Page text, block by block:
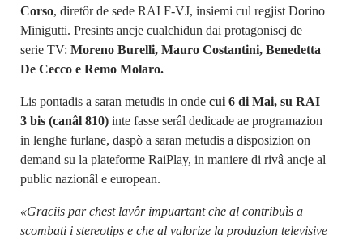
Corso, diretôr de sede RAI F-VJ, insiemi cul regjist Dorino
Minigutti. Presints ancje cualchidun dai protagoniscj de
serie TV: Moreno Burelli, Mauro Costantini, Benedetta
De Cecco e Remo Molaro.
Lis pontadis a saran metudis in onde cui 6 di Mai, su RAI
3 bis (canâl 810)inte fasse serâl dedicade ae programazion
in lenghe furlane, daspò a saran metudis a disposizion on
demand su la plateforme RaiPlay, in maniere di rivâ ancje al
public nazionâl e european.
«Graciis par chest lavôr impuartant che al contribuìs a
scombati i stereotips e che al valorize la produzion televisive